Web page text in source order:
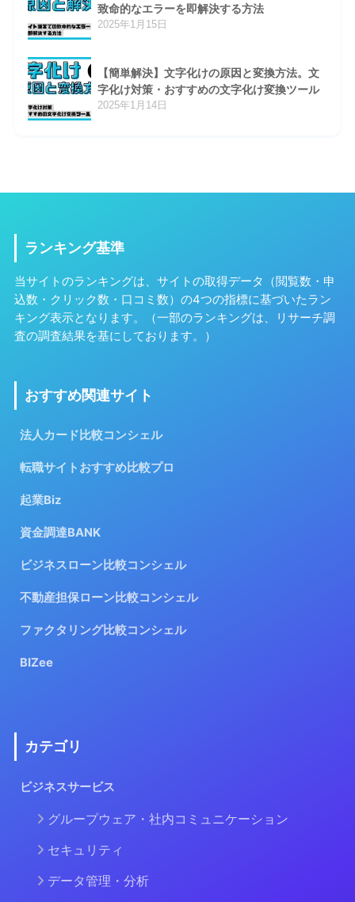
致命的なエラーを即解決する方法
2025年1月15日
【簡単解決】文字化けの原因と変換方法。文
字化け対策・おすすめの文字化け変換ツール
2025年1月14日
ランキング基準
当サイトのランキングは、サイトの取得データ（閲覧数・申
込数・クリック数・口コミ数）の4つの指標に基づいたラン
キング表示となります。（一部のランキングは、リサーチ調
査の調査結果を基にしております。）
おすすめ関連サイト
法人カード比較コンシェル
転職サイトおすすめ比較プロ
起業Biz
資金調達BANK
ビジネスローン比較コンシェル
不動産担保ローン比較コンシェル
ファクタリング比較コンシェル
BIZee
カテゴリ
ビジネスサービス
グループウェア・社内コミュニケーション
セキュリティ
データ管理・分析